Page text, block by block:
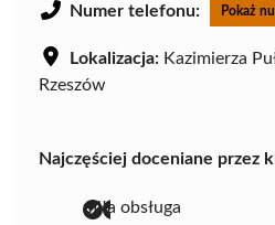
Numer telefonu: Pokaż
Lokalizacja: Kazimierza
Rzeszów
Najczęściej doceniane przez
miła obsługa